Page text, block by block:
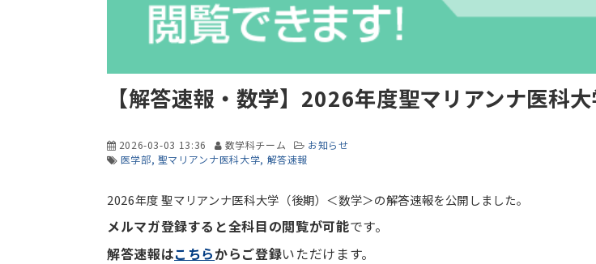
【解答速報・数学】2026年度聖マリアンナ医科
2026-03-03 13:36 数学科チーム
お知らせ
医学部 聖マリアンナ医科大学 解答速報
2026年度 聖マリアンナ医科大学（後期）＜数学＞の解答速報を公開しました。
メルマガ登録すると全科目の閲覧が可能です。
解答速報はこちらからご登録いただけます。